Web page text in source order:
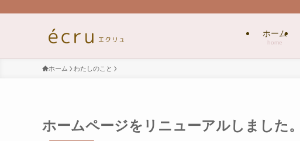
ホーム
home
ホーム わたしのこと
ホームページをリニューアルしました。